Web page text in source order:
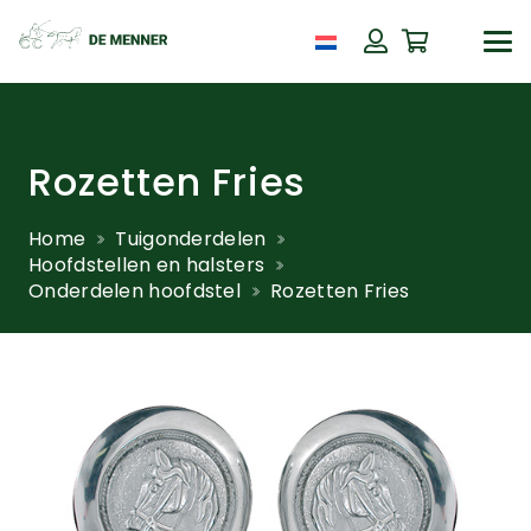
Rozetten Fries
Home
Tuigonderdelen
Hoofdstellen en halsters
Onderdelen hoofdstel
Rozetten Fries